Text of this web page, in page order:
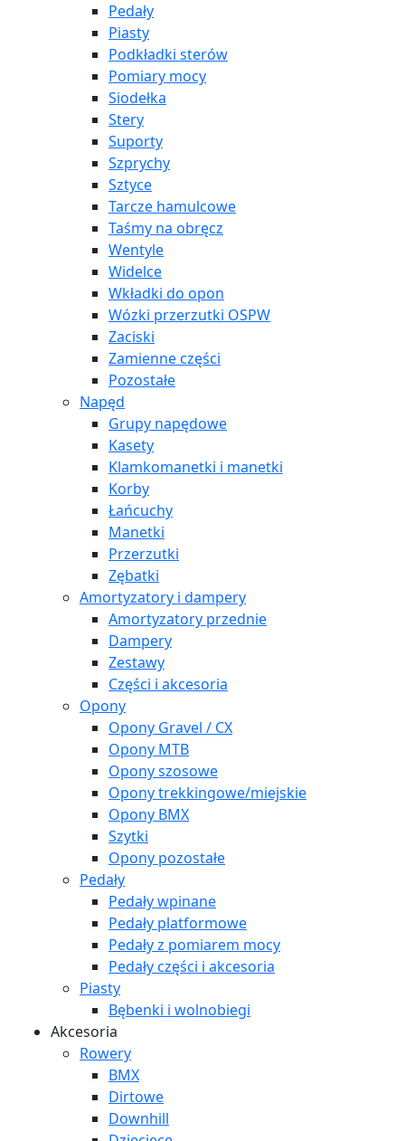
Pedały
Piasty
Podkładki sterów
Pomiary mocy
Siodełka
Stery
Suporty
Szprychy
Sztyce
Tarcze hamulcowe
Taśmy na obręcz
Wentyle
Widelce
Wkładki do opon
Wózki przerzutki OSPW
Zaciski
Zamienne części
Pozostałe
Napęd
Grupy napędowe
Kasety
Klamkomanetki i manetki
Korby
Łańcuchy
Manetki
Przerzutki
Zębatki
Amortyzatory i dampery
Amortyzatory przednie
Dampery
Zestawy
Części i akcesoria
Opony
Opony Gravel / CX
Opony MTB
Opony szosowe
Opony trekkingowe/miejskie
Opony BMX
Szytki
Opony pozostałe
Pedały
Pedały wpinane
Pedały platformowe
Pedały z pomiarem mocy
Pedały części i akcesoria
Piasty
Bębenki i wolnobiegi
Akcesoria
Rowery
BMX
Dirtowe
Downhill